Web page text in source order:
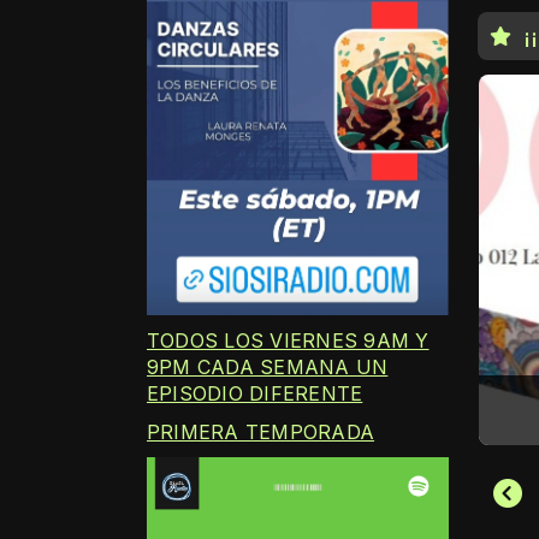
TODOS LOS VIERNES 9AM Y
9PM CADA SEMANA UN
EPISODIO DIFERENTE
PRIMERA TEMPORADA